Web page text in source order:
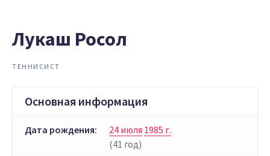
Лукаш Росол
ТЕННИСИСТ
Основная информация
Дата рождения: 24 июля 1985 г.
(41 год)